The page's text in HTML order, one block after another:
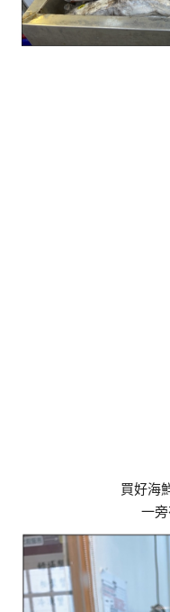
買好海
一